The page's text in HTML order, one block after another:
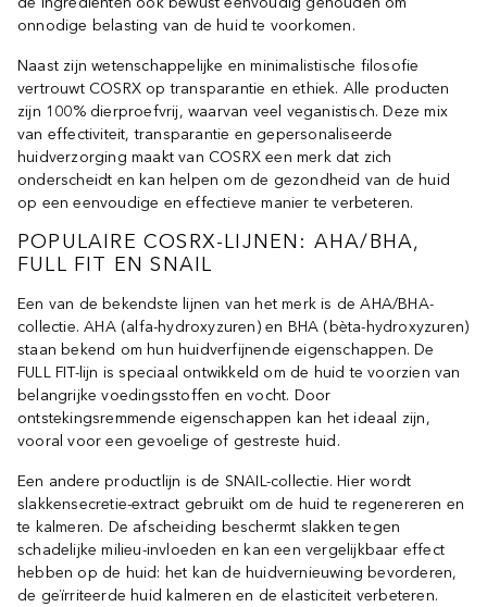
onnodige belasting van de huid te voorkomen.
Naast zijn wetenschappelijke en minimalistische filosofie
vertrouwt COSRX op transparantie en ethiek. Alle producten
zijn 100% dierproefvrij, waarvan veel veganistisch. Deze mix
van effectiviteit, transparantie en gepersonaliseerde
huidverzorging maakt van COSRX een merk dat zich
onderscheidt en kan helpen om de gezondheid van de huid
op een eenvoudige en effectieve manier te verbeteren.
POPULAIRE COSRX-LIJNEN: AHA/BHA,
FULL FIT EN SNAIL
Een van de bekendste lijnen van het merk is de AHA/BHA-
collectie. AHA (alfa-hydroxyzuren) en BHA (bèta-hydroxyzuren)
staan bekend om hun huidverfijnende eigenschappen. De
FULL FIT-lijn is speciaal ontwikkeld om de huid te voorzien van
belangrijke voedingsstoffen en vocht. Door
ontstekingsremmende eigenschappen kan het ideaal zijn,
vooral voor een gevoelige of gestreste huid.
Een andere productlijn is de SNAIL-collectie. Hier wordt
slakkensecretie-extract gebruikt om de huid te regenereren en
te kalmeren. De afscheiding beschermt slakken tegen
schadelijke milieu-invloeden en kan een vergelijkbaar effect
hebben op de huid: het kan de huidvernieuwing bevorderen,
de geïrriteerde huid kalmeren en de elasticiteit verbeteren.